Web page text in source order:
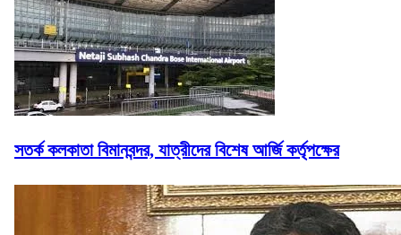
সতর্ক কলকাতা বিমানবন্দর, যাত্রীদের বিশেষ আর্জি কর্তৃপক্ষের